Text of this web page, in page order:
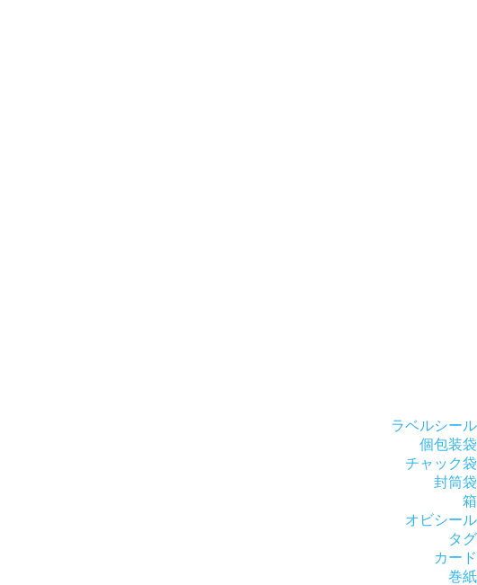
ラベルシール
個包装袋
チャック袋
封筒袋
箱
オビシール
タグ
カード
巻紙